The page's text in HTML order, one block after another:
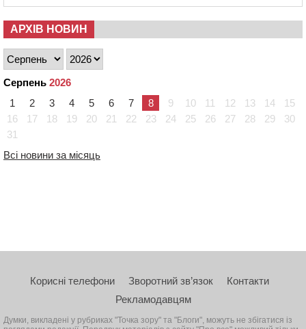
АРХІВ НОВИН
Серпень 2026
1
2 3 4 5 6 7 8 9 10 11 12 13 14
15
16
17 18 19 20 21 22 23 24 25 26 27 28 29
30
31
Всі новини за місяць
Корисні телефони Зворотний зв’язок
Контакти
Рекламодавцям
Думки, викладені у рубриках "Точка зору" та "Блоги", можуть не збігатися із